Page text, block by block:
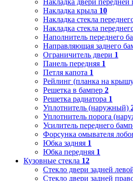
Накладка крыла 10
Накладка стекла
Накладка стекла
Наполнитель переднего
Направляющая заднего
Ограничитель двери 1
Панель передняя 1
Петля капота 1
Рейлинг (планка на
Решетка в бампер 2
Решетка радиатора 1
Уплотнитель (наружный)
Уплотнитель порога
Усилитель переднего
Форсунка омывателя
Юбка задняя 1
Юбка передняя 1
Кузовные стекла 12
Стекло двери задней
Стекло двери задней